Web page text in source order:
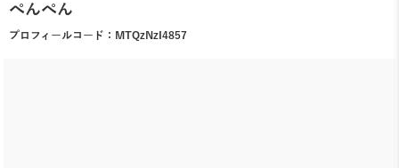
ぺんぺん
プロフィールコード： MTQzNzI4857